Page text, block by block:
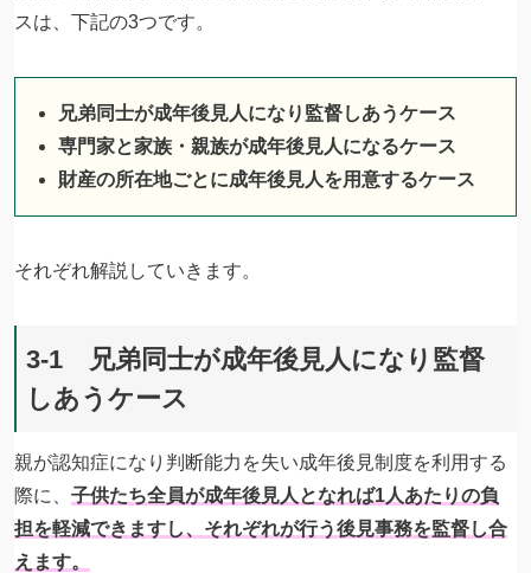
スは、下記の3つです。
兄弟同士が成年後見人になり監督しあうケース
専門家と家族・親族が成年後見人になるケース
財産の所在地ごとに成年後見人を用意するケース
それぞれ解説していきます。
3-1 兄弟同士が成年後見人になり監督
しあうケース
親が認知症になり判断能力を失い成年後見制度を利用する
際に、 子供たち全員が成年後見人となれば1人あたりの負
担を軽減できますし、それぞれが行う後見事務を監督し合
えます。